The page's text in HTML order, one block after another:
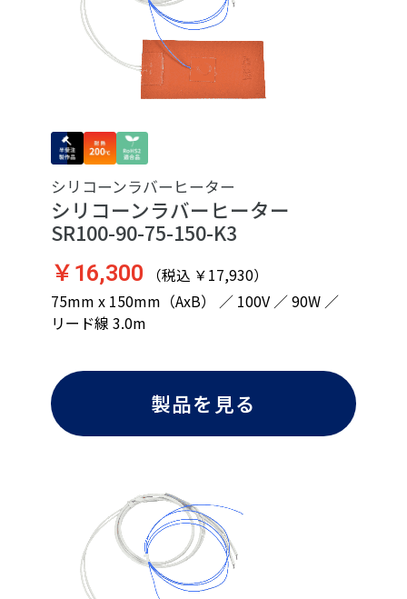
シリコーンラバーヒーター
シリコーンラバーヒーター
SR100-90-75-150-K3
￥16,300 （税込 ￥17,930）
75mm x 150mm（AxB） ／ 100V ／ 90W ／
リード線 3.0m
製品を見る